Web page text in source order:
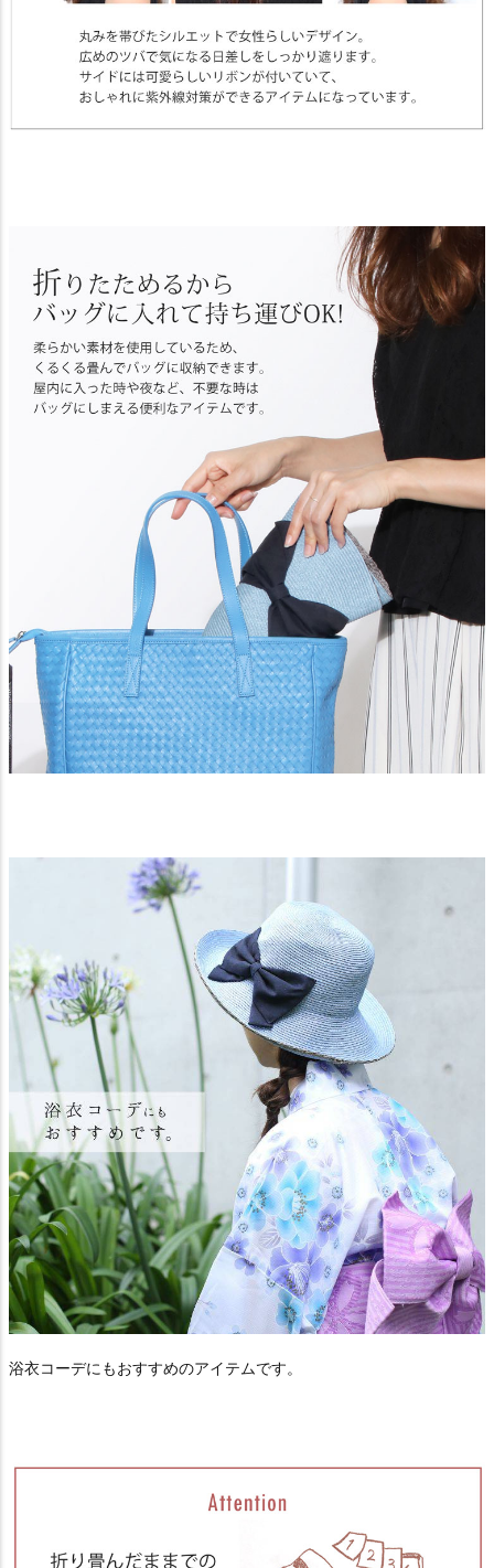
浴衣コーデにもおすすめのアイテムです。